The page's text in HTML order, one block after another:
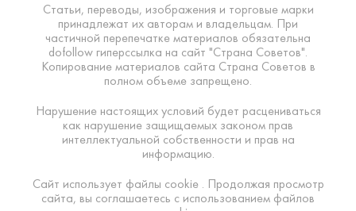
Статьи, переводы, изображения и торговые марки
принадлежат их авторам и владельцам. При
частичной перепечатке материалов обязательна
dofollow гиперссылка на сайт "Страна Советов".
Копирование материалов сайта Страна Советов в
полном объеме запрещено.
Нарушение настоящих условий будет расцениваться
как нарушение защищаемых законом прав
интеллектуальной собственности и прав на
информацию.
Сайт использует файлы cookie . Продолжая просмотр
сайта, вы соглашаетесь с использованием файлов